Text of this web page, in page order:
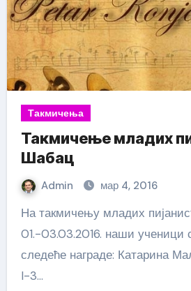
Такмичења
Такмичење младих
Шабац
Admin мар 4, 2016
На такмичењу младих пијаниста у Шапцу
01.-03.03.2016. наши ученици
следеће награде: Катарина
I-3…